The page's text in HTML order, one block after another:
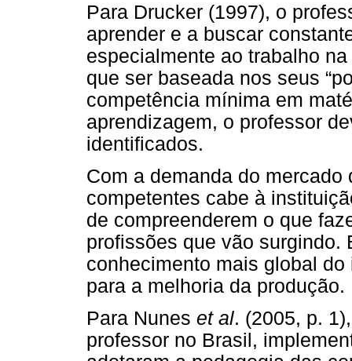
Para Drucker (1997), o
aprender e a buscar
especialmente ao trabalho
que ser baseada nos seus
competência mínima em
aprendizagem, o professor
identificados.
Com a demanda do
competentes cabe à
de compreenderem o que
profissões que vão surgindo.
conhecimento mais global
para a melhoria da produção.
Para Nunes et al. (2005, p.
professor no Brasil,